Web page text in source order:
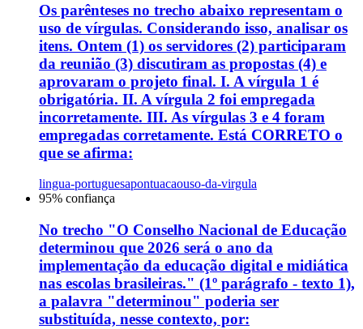
Os parênteses no trecho abaixo representam o
uso de vírgulas. Considerando isso, analisar os
itens. Ontem (1) os servidores (2) participaram
da reunião (3) discutiram as propostas (4) e
aprovaram o projeto final. I. A vírgula 1 é
obrigatória. II. A vírgula 2 foi empregada
incorretamente. III. As vírgulas 3 e 4 foram
empregadas corretamente. Está CORRETO o
que se afirma:
lingua-portuguesapontuacaouso-da-virgula
95% confiança
No trecho "O Conselho Nacional de Educação
determinou que 2026 será o ano da
implementação da educação digital e midiática
nas escolas brasileiras." (1º parágrafo - texto 1),
a palavra "determinou" poderia ser
substituída, nesse contexto, por: